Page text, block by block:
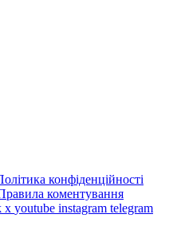
конфіденційності
коментування
x youtube instagram telegram